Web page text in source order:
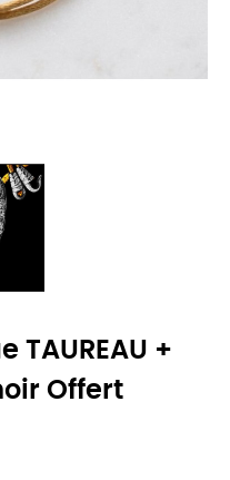
TAUREAU +
Offert